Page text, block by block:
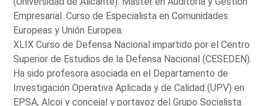
Empresarial. Curso de Especialista en Comunidades
Europeas y Unión Europea.
XLIX Curso de Defensa Nacional impartido por el Centro
Superior de Estudios de la Defensa Nacional (CESEDEN).
Ha sido profesora asociada en el Departamento de
Investigación Operativa Aplicada y de Calidad (UPV) en
EPSA, Alcoi y concejal y portavoz del Grupo Socialista